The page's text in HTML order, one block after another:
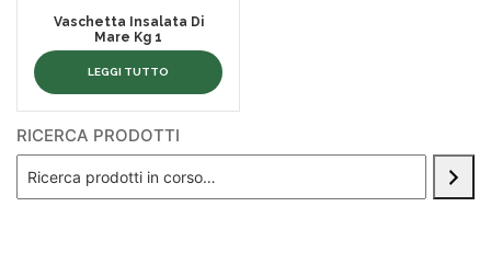
Vaschetta Insalata Di
Mare Kg 1
LEGGI TUTTO
RICERCA PRODOTTI